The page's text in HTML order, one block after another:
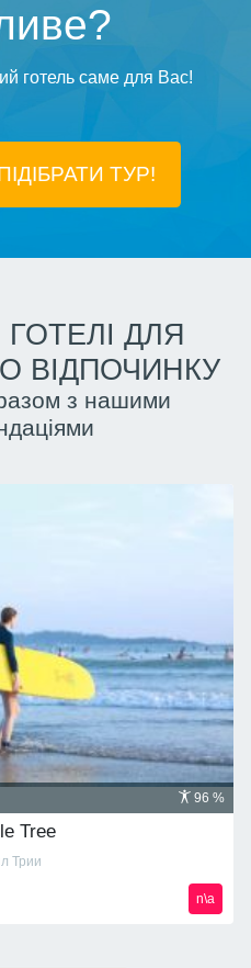
готель саме для Вас!
ТУР!
ДЛЯ
ВІДПОЧИНКУ
разом з нашими
91 %
Кана
5*
Мираж
n\a